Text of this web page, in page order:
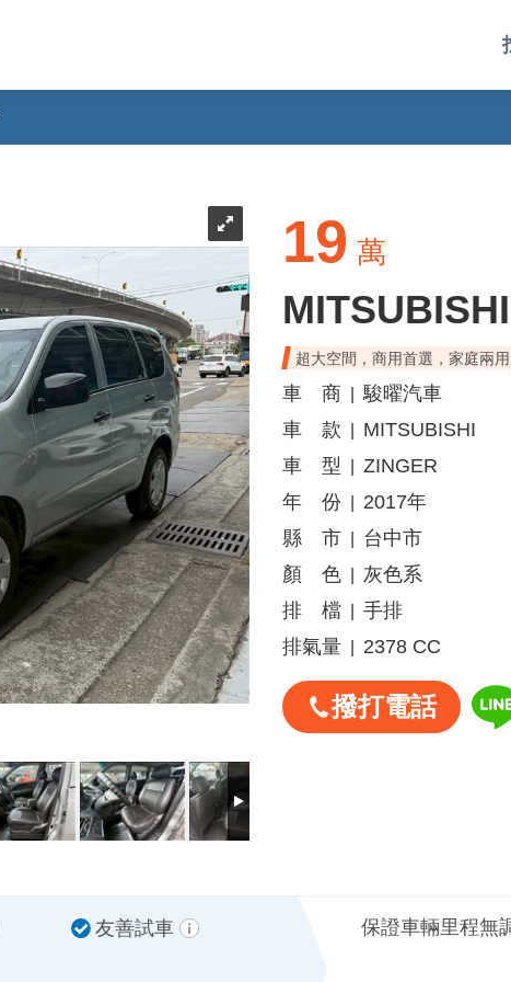
19 萬
超大空間，商用首選，家庭兩
車 商
駿曜汽車
車 款
MITSUBISHI
車 型
ZINGER
年 份
2017年
縣 市
台中市
顏 色
灰色系
排 檔
手排
排氣量
2378 CC
撥打電話
友善試車
保證車輛里程無